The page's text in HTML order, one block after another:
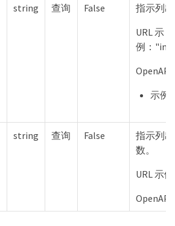
string 查询 False
指示列
URL 示
例：
示例
string 查询 False
指示列
数。
URL 示